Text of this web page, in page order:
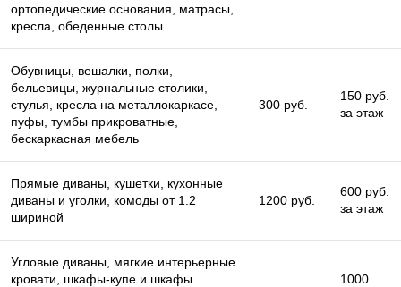
ортопедические основания, матрасы,
кресла, обеденные столы
Обувницы, вешалки, полки,
бельевицы, журнальные столики,
стулья, кресла на металлокаркасе,
пуфы, тумбы прикроватные,
бескаркасная мебель
300 руб.
150 руб.
за этаж
Прямые диваны, кушетки, кухонные
диваны и уголки, комоды от 1.2
шириной
1200 руб.
600 руб.
за этаж
Угловые диваны, мягкие интерьерные
кровати, шкафы-купе и шкафы
1000